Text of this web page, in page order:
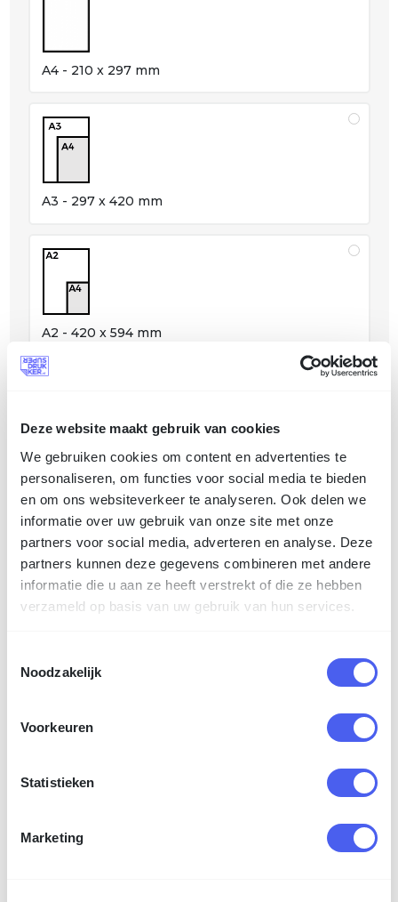
Deze website maakt gebruik van cookies
We gebruiken cookies om content en advertenties te
personaliseren, om functies voor social media te bieden
en om ons websiteverkeer te analyseren. Ook delen we
informatie over uw gebruik van onze site met onze
partners voor social media, adverteren en analyse. Deze
partners kunnen deze gegevens combineren met andere
informatie die u aan ze heeft verstrekt of die ze hebben
verzameld op basis van uw gebruik van hun services.
Noodzakelijk
Voorkeuren
Statistieken
Marketing
A4 - 210 x 297 mm
A3 - 297 x 420 mm
A2 - 420 x 594 mm
A1 - 594 x 840 mm
A0 - 840 x 1189 mm
Eigen formaat (mm)
tip